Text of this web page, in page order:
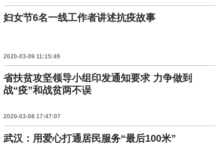
妇女节6名一线工作者讲述抗疫故事
2020-03-09 11:15:49
省扶贫攻坚领导小组印发通知要求 力争做到
战“疫”和战贫两不误
2020-03-08 17:47:07
武汉：用爱心打通居民服务“最后100米”